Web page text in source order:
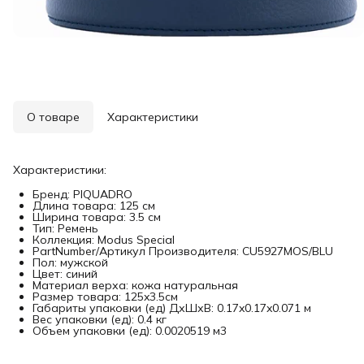
О товаре Характеристики
Характеристики:
Бренд: PIQUADRO
Длина товара: 125 см
Ширина товара: 3.5 см
Тип: Ремень
Коллекция: Modus Special
PartNumber/Артикул Производителя: CU5927MOS/BLU
Пол: мужской
Цвет: синий
Материал верха: кожа натуральная
Размер товара: 125x3.5см
Габариты упаковки (ед) ДхШхВ: 0.17x0.17x0.071 м
Вес упаковки (ед): 0.4 кг
Объем упаковки (ед): 0.0020519 м3